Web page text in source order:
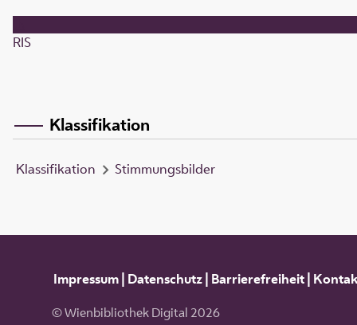
RIS
Klassifikation
Klassifikation Stimmungsbilder
Impressum| Datenschutz| Barrierefreiheit|
© Wienbibliothek Digital 2026